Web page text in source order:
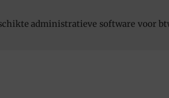
administratieve software voor